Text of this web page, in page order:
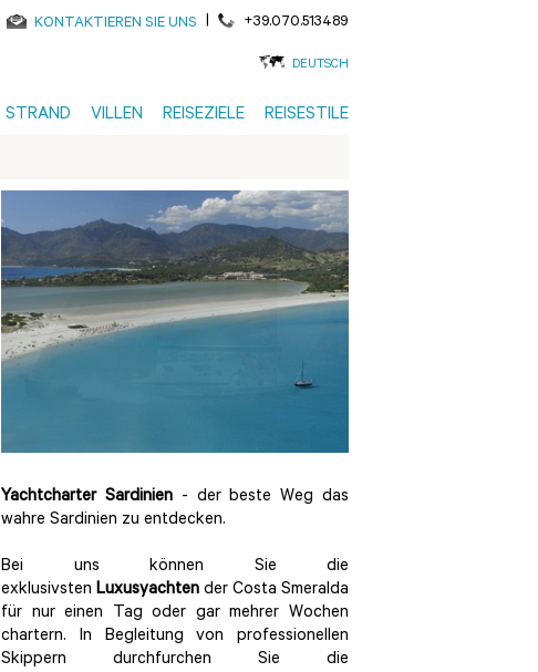
KONTAKTIEREN SIE UNS | +39.070.513489
DEUTSCH
STRAND VILLEN REISEZIELE REISESTILE
Yachtcharter Sardinien- der beste Weg das
wahre Sardinien zu entdecken.
Bei uns können Sie die
exklusivsten Luxusyachten der Costa Smeralda
für nur einen Tag oder gar mehrer Wochen
chartern. In Begleitung von professionellen
Skippern durchfurchen Sie die